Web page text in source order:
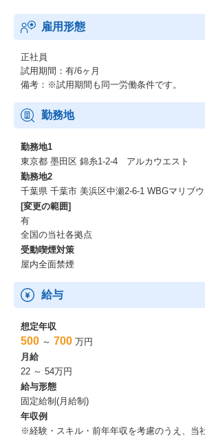
会社推奨のI T 関連資格には受験料補助があ
時金を支給！
IT関連資格以外にも、流通系資格である「販
検、簿記、会計士など多数の資格に対して一
の自己啓発を応援しています。
全社平均残業時間は15hと残業時間抑制を進め
また、有給休暇取得率は7割以上を維持して
奨励する為に、年10日取得奨励日を設けてお
その他、週2回(火・木)はノー残業デーと設定
制度の中で働くことが可能です。
在宅勤務制度あり。業務や案件によって日数
社では40％程度の利用率です。
■労働時間区分（フレックスタイム制）：
コアタイムなしのフレックスタイム制（フル
休憩時間 60分
標準勤務時間 09：0-18：00
9:00-18:00勤務の方が多いですが、業務状況
されている方も多いです。
業務や案件状況を考慮しつつ、勤務時間を調
りなど活用されている方が多くいらっしゃい
★在宅勤務（リモート勤務）制度あり
日数や制度利用については業務内容によりま
★育児・介護時短勤務制度あり
フレックスタイム制とは別に、育児や介護の
も導入されています。
雇用形態
正社員
試用期間：有/6ヶ月
備考：※試用期間も同一労働条件です。
勤務地
勤務地1
東京都 墨田区 錦糸1-2-4 アルカウエスト
勤務地2
千葉県 千葉市 美浜区中瀬2-6-1 WBGマリブウ
[変更の範囲]
有
全国の当社各拠点
受動喫煙対策
屋内全面禁煙
給与
想定年収
500 ～ 700 万円
月給
22 ～ 54万円
給与形態
固定給制(月給制)
年収例
※経験・スキル・前年年収を考慮のうえ、当